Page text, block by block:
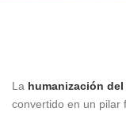
La humanización
convertido en un pilar